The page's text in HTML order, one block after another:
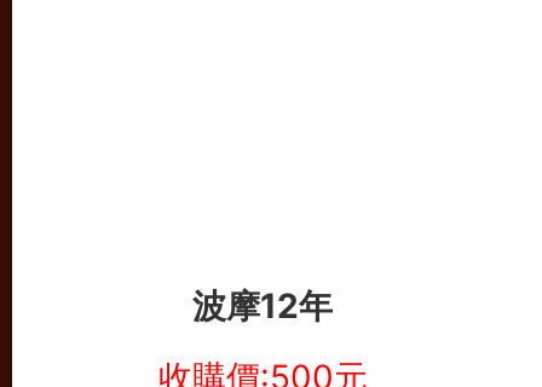
波摩12年
收購價:500元